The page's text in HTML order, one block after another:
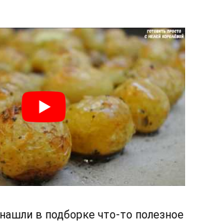
в подборке что-то полезное